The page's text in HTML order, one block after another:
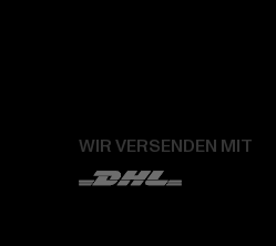
WIR VERSENDEN MIT